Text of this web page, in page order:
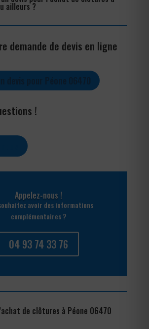
ailleurs ?
demande de devis en ligne
!
Appelez-nous !
avoir des informations
complémentaires ?
04 93 74 33 76
de clôtures à Péone 06470